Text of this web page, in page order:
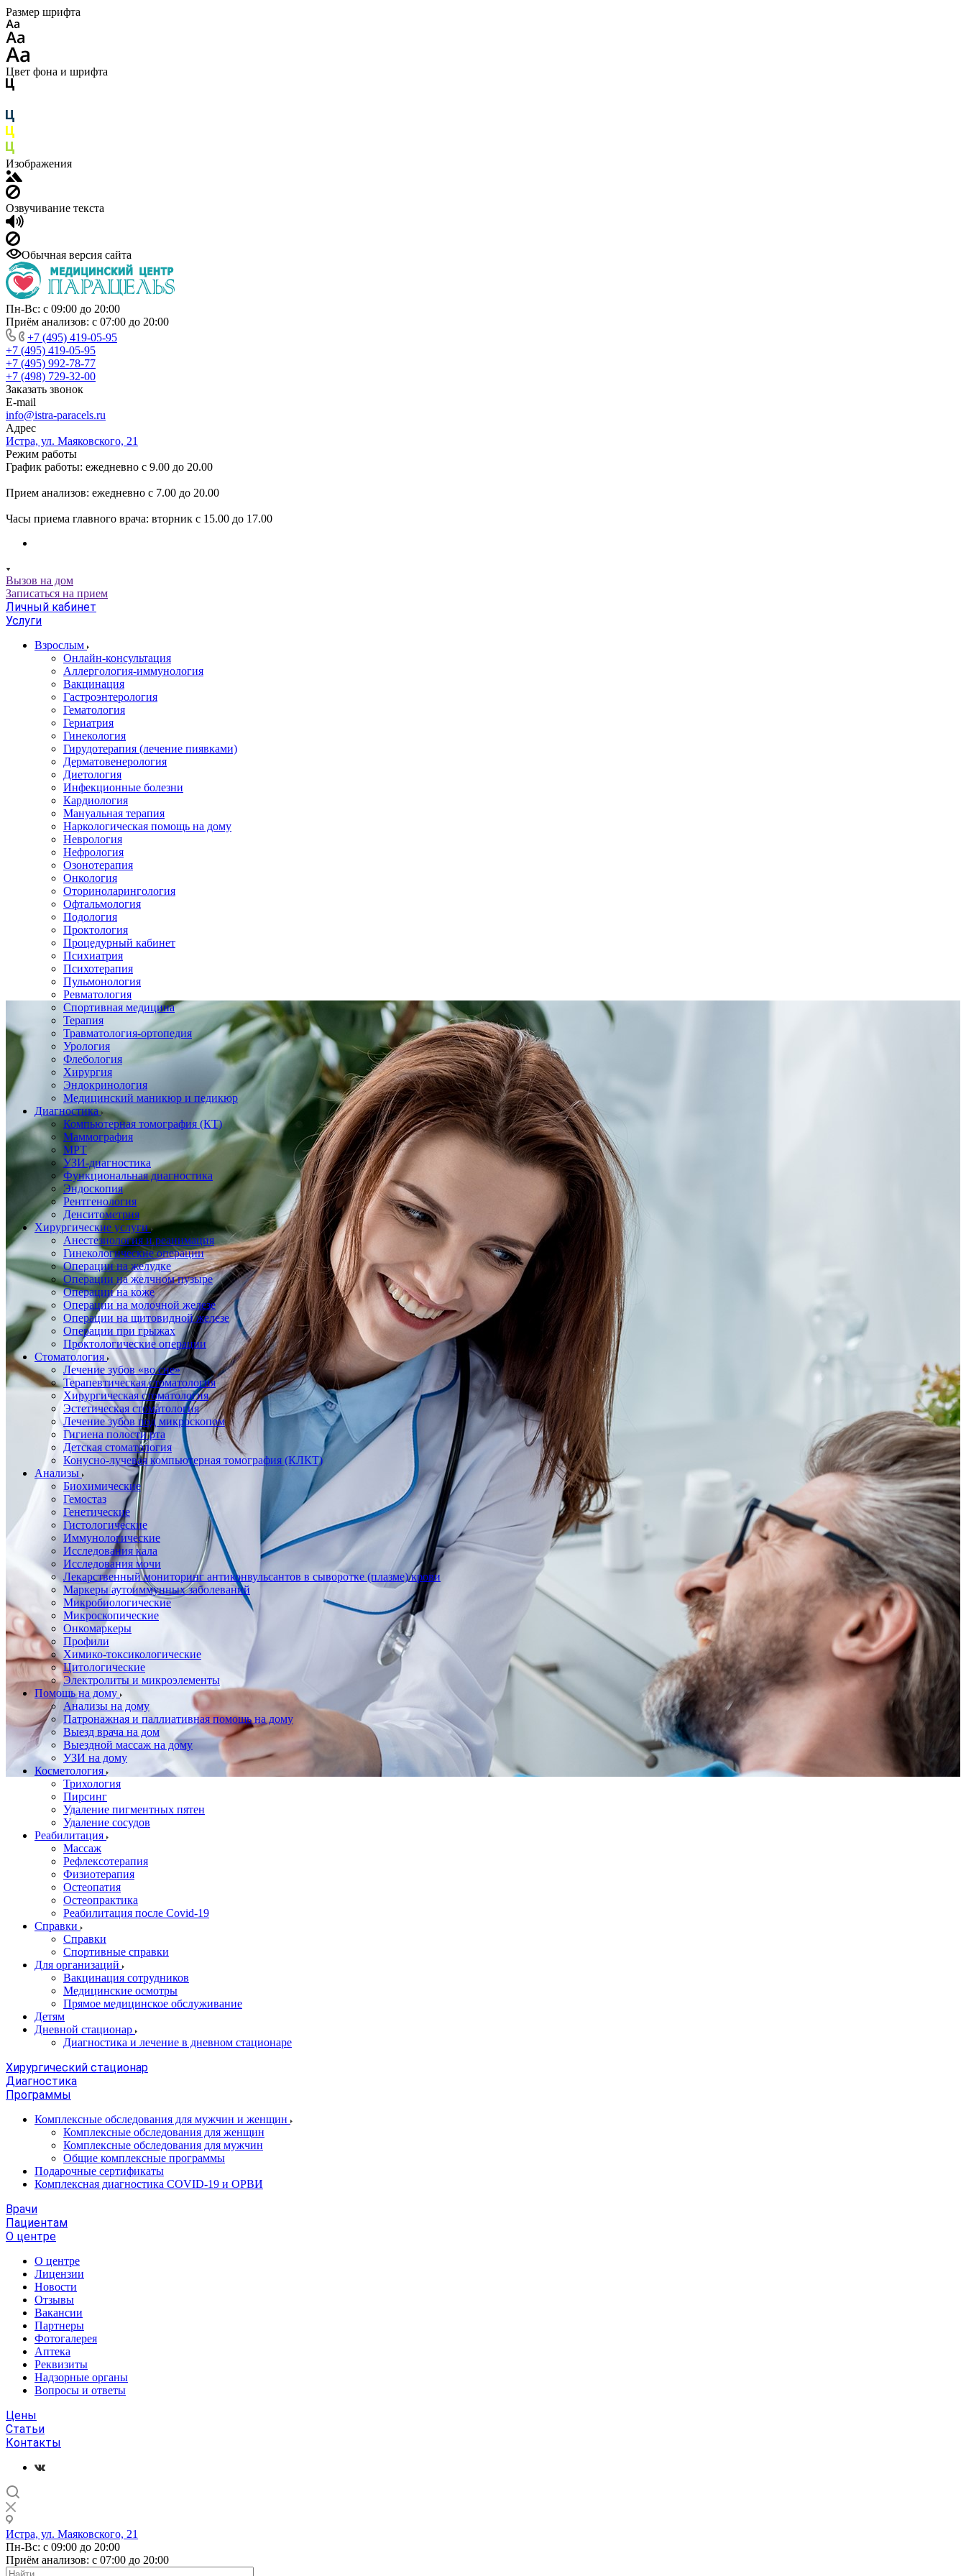
Размер шрифта
Цвет фона и шрифта
Изображения
Озвучивание текста
Обычная версия сайта
Пн-Вс: с 09:00 до 20:00
Приём анализов: с 07:00 до 20:00
+7 (495) 419-05-95
+7 (495) 419-05-95
+7 (495) 992-78-77
+7 (498) 729-32-00
Заказать звонок
E-mail
info@istra-paracels.ru
Адрес
Истра, ул. Маяковского, 21
Режим работы
График работы: ежедневно с 9.00 до 20.00
Прием анализов: ежедневно с 7.00 до 20.00
Часы приема главного врача: вторник с 15.00 до 17.00
Вызов на дом
Записаться на прием
Личный кабинет
Услуги
Взрослым
Онлайн-консультация
Аллергология-иммунология
Вакцинация
Гастроэнтерология
Гематология
Гериатрия
Гинекология
Гирудотерапия (лечение пиявками)
Дерматовенерология
Диетология
Инфекционные болезни
Кардиология
Мануальная терапия
Наркологическая помощь на дому
Неврология
Нефрология
Озонотерапия
Онкология
Оториноларингология
Офтальмология
Подология
Проктология
Процедурный кабинет
Психиатрия
Психотерапия
Пульмонология
Ревматология
Спортивная медицина
Терапия
Травматология-ортопедия
Урология
Флебология
Хирургия
Эндокринология
Медицинский маникюр и педикюр
Диагностика
Компьютерная томография (КТ)
Маммография
МРТ
УЗИ-диагностика
Функциональная диагностика
Эндоскопия
Рентгенология
Денситометрия
Хирургические услуги
Анестезиология и реанимация
Гинекологические операции
Операции на желудке
Операции на желчном пузыре
Операции на коже
Операции на молочной железе
Операции на щитовидной железе
Операции при грыжах
Проктологические операции
Стоматология
Лечение зубов «во сне»
Терапевтическая стоматология
Хирургическая стоматология
Эстетическая стоматология
Лечение зубов под микроскопом
Гигиена полости рта
Детская стоматология
Конусно-лучевая компьютерная томография (КЛКТ)
Анализы
Биохимические
Гемостаз
Генетические
Гистологические
Иммунологические
Исследования кала
Исследования мочи
Лекарственный мониторинг антиконвульсантов в сыворотке (плазме) крови
Маркеры аутоиммунных заболеваний
Микробиологические
Микроскопические
Онкомаркеры
Профили
Химико-токсикологические
Цитологические
Электролиты и микроэлементы
Помощь на дому
Анализы на дому
Патронажная и паллиативная помощь на дому
Выезд врача на дом
Выездной массаж на дому
УЗИ на дому
Косметология
Трихология
Пирсинг
Удаление пигментных пятен
Удаление сосудов
Реабилитация
Массаж
Рефлексотерапия
Физиотерапия
Остеопатия
Остеопрактика
Реабилитация после Covid-19
Справки
Справки
Спортивные справки
Для организаций
Вакцинация сотрудников
Медицинские осмотры
Прямое медицинское обслуживание
Детям
Дневной стационар
Диагностика и лечение в дневном стационаре
Хирургический стационар
Диагностика
Программы
Комплексные обследования для мужчин и женщин
Комплексные обследования для женщин
Комплексные обследования для мужчин
Общие комплексные программы
Подарочные сертификаты
Комплексная диагностика COVID-19 и ОРВИ
Врачи
Пациентам
О центре
О центре
Лицензии
Новости
Отзывы
Вакансии
Партнеры
Фотогалерея
Аптека
Реквизиты
Надзорные органы
Вопросы и ответы
Цены
Статьи
Контакты
Истра, ул. Маяковского, 21
Пн-Вс: с 09:00 до 20:00
Приём анализов: с 07:00 до 20:00